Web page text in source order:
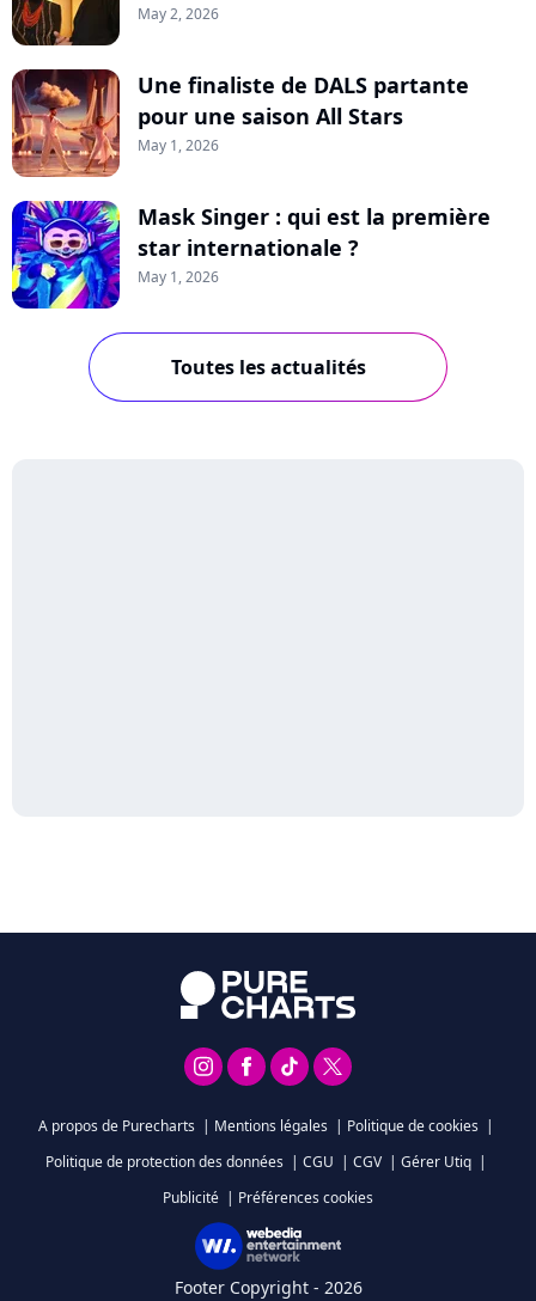
May 2, 2026
Une finaliste de DALS partante
pour une saison All Stars
May 1, 2026
Mask Singer : qui est la première
star internationale ?
May 1, 2026
Toutes les actualités
A propos de Purecharts | Mentions légales | Politique de cookies |
Politique de protection des données | CGU | CGV | Gérer Utiq |
Publicité | Préférences cookies
Footer Copyright - 2026